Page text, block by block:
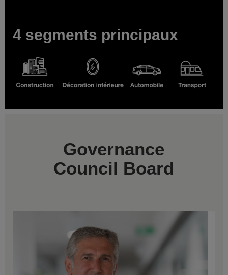
4 segments principaux
Governance
Council Board